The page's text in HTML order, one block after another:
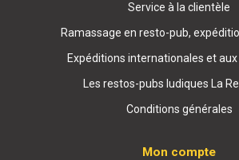
Service à la clientèle
Ramassage en resto-pub,
Expéditions internationales et
Les restos-pubs ludiques La
Conditions générales
Mon compte